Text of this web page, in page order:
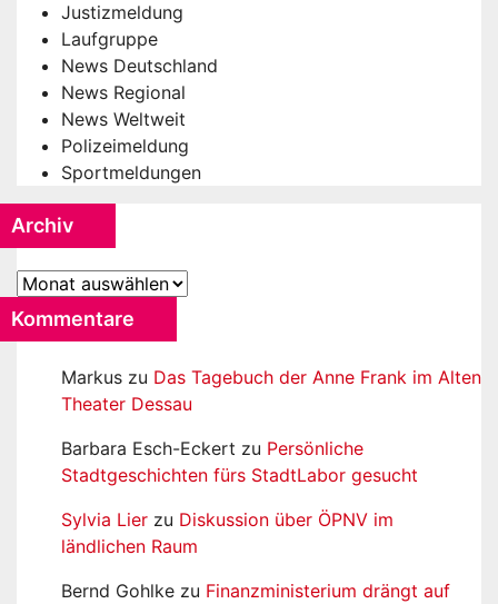
Justizmeldung
Laufgruppe
News Deutschland
News Regional
News Weltweit
Polizeimeldung
Sportmeldungen
Archiv
Archiv
Kommentare
Markus zu Das Tagebuch der Anne Frank im Alten
Theater Dessau
Barbara Esch-Eckert zu Persönliche
Stadtgeschichten fürs StadtLabor gesucht
Sylvia Lier zu Diskussion über ÖPNV im
ländlichen Raum
Bernd Gohlke zu Finanzministerium drängt auf